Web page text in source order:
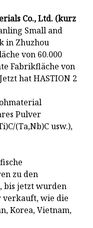
Co., Ltd. (kurz
Small and
in Zhuzhou
von 60.000
Fabrikfläche von
hat HASTION 2
Pulver
(Ta,Nb)C usw.),
zu den
bis jetzt wurden
verkauft, wie die
Korea, Vietnam,